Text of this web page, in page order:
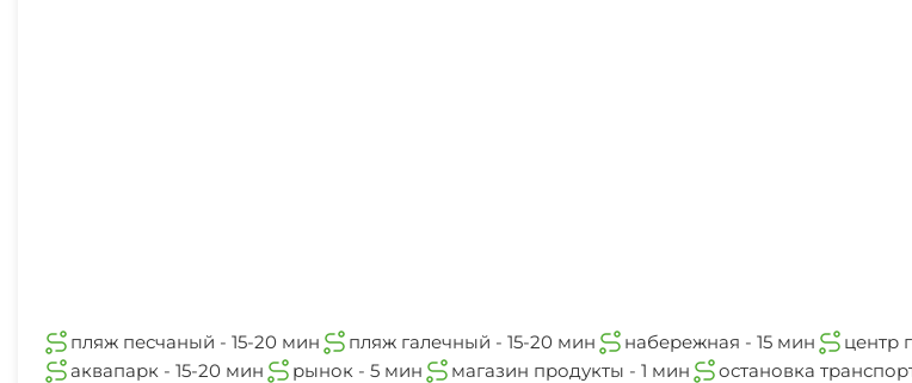
пляж песчаный - 15-20 мин пляж галечный - 15-20 мин набережная - 15 мин центр
аквапарк - 15-20 мин
рынок - 5 мин магазин продукты - 1 мин остановка